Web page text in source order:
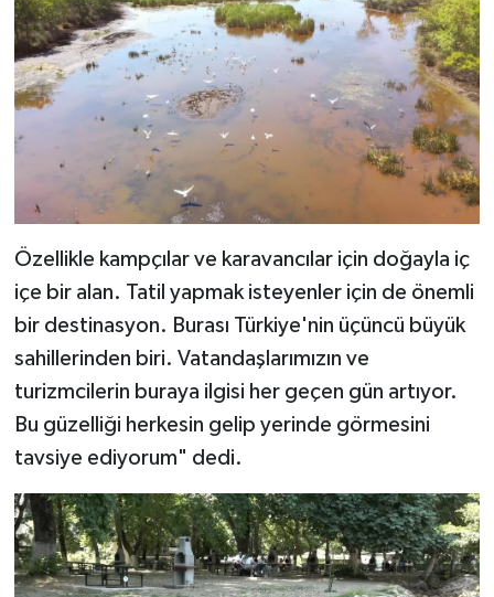
Özellikle kampçılar ve karavancılar için doğayla iç
içe bir alan. Tatil yapmak isteyenler için de önemli
bir destinasyon. Burası Türkiye'nin üçüncü büyük
sahillerinden biri. Vatandaşlarımızın ve
turizmcilerin buraya ilgisi her geçen gün artıyor.
Bu güzelliği herkesin gelip yerinde görmesini
tavsiye ediyorum" dedi.